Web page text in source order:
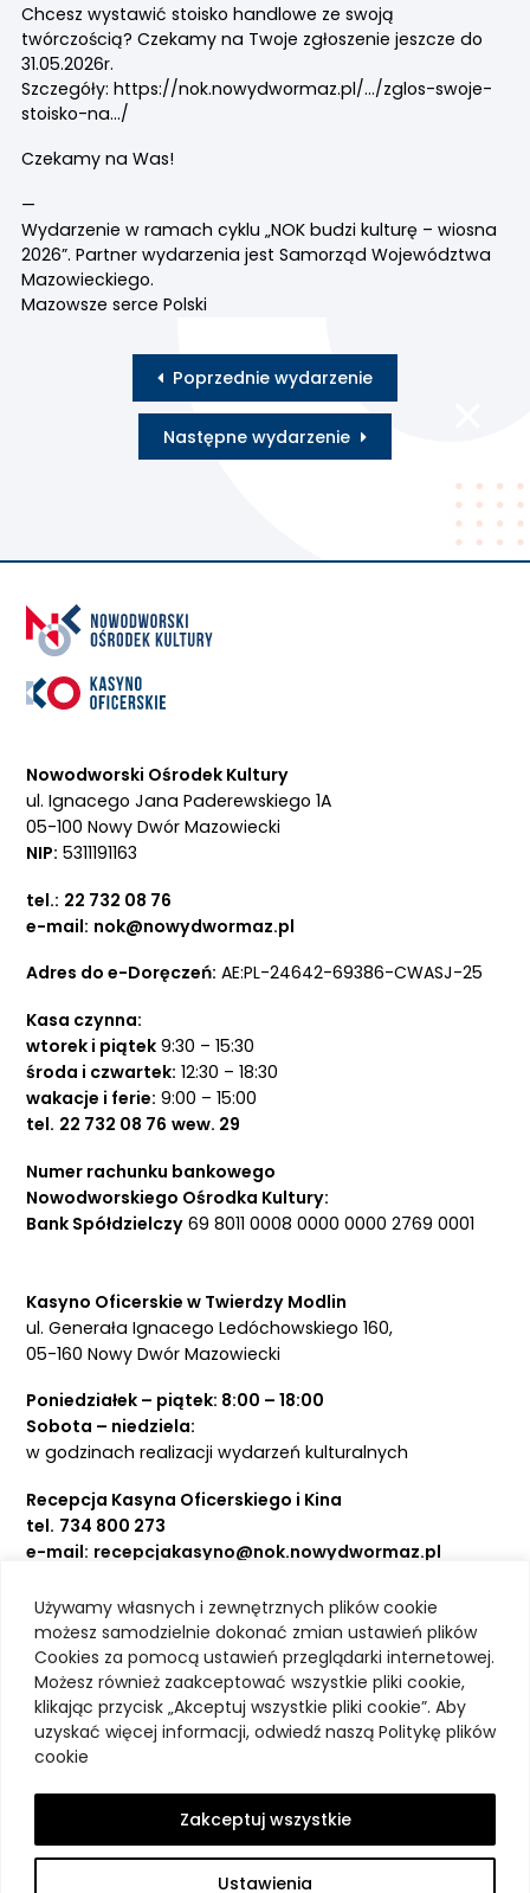
Używamy własnych i zewnętrznych plików cookie
możesz samodzielnie dokonać zmian ustawień plików
Cookies za pomocą ustawień przeglądarki internetowej.
Możesz również zaakceptować wszystkie pliki cookie,
klikając przycisk „Akceptuj wszystkie pliki cookie”. Aby
uzyskać więcej informacji, odwiedź naszą Politykę plików
cookie
Ustawienia
Zakceptuj wszystkie
Chcesz wystawić stoisko handlowe ze swoją
twórczością? Czekamy na Twoje zgłoszenie jeszcze do
31.05.2026r.
Szczegóły: https://nok.nowydwormaz.pl/…/zglos-swoje-
stoisko-na…/
Czekamy na Was!
—
Wydarzenie w ramach cyklu „NOK budzi kulturę – wiosna
2026”. Partner wydarzenia jest Samorząd Województwa
Mazowieckiego.
Mazowsze serce Polski
Poprzednie wydarzenie
Następne wydarzenie
Nowodworski Ośrodek Kultury
ul. Ignacego Jana Paderewskiego 1A
05-100 Nowy Dwór Mazowiecki
NIP: 5311191163
tel.: 22 732 08 76
e-mail: nok@nowydwormaz.pl
Adres do e-Doręczeń: AE:PL-24642-69386-CWASJ-25
Kasa czynna:
wtorek i piątek9:30 – 15:30
środa i czwartek: 12:30 – 18:30
wakacje i ferie: 9:00 – 15:00
tel. 22 732 08 76 wew. 29
Numer rachunku bankowego
Nowodworskiego Ośrodka Kultury:
Bank Spółdzielczy69 8011 0008 0000 0000 2769 0001
Kasyno Oficerskie w Twierdzy Modlin
ul. Generała Ignacego Ledóchowskiego 160,
05-160 Nowy Dwór Mazowiecki
Poniedziałek – piątek: 8:00 – 18:00
Sobota – niedziela:
w godzinach realizacji wydarzeń kulturalnych
Recepcja Kasyna Oficerskiego i Kina
tel. 734 800 273
e-mail: recepcjakasyno@nok.nowydwormaz.pl
Aktualności
Kasyno Oficerskie
Kino
Bilety
Zajęcia stałe
Polityka prywatności